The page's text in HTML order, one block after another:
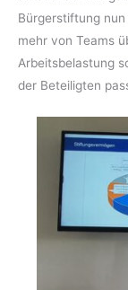
Bürgerstiftung
mehr von Teams
Arbeitsbelastung
der Beteiligten